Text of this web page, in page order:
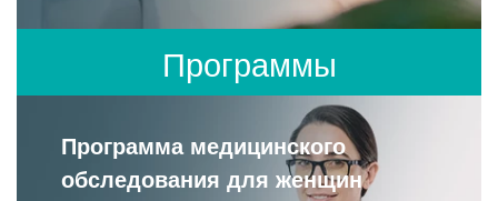
Программы
Программа медицинского
обследования для женщин